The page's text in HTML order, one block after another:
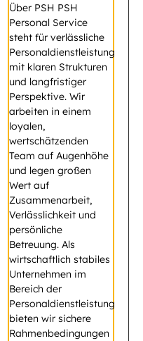
Über PSH PSH
Personal Service
steht für verlässliche
Personaldienstleistung
mit klaren Strukturen
und langfristiger
Perspektive. Wir
arbeiten in einem
loyalen,
wertschätzenden
Team auf Augenhöhe
und legen großen
Wert auf
Zusammenarbeit,
Verlässlichkeit und
persönliche
Betreuung. Als
wirtschaftlich stabiles
Unternehmen im
Bereich der
Personaldienstleistung
bieten wir sichere
Rahmenbedingungen